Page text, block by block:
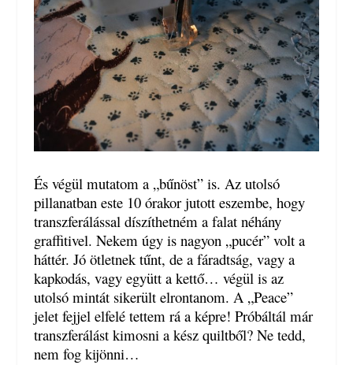
És végül mutatom a „bűnöst” is. Az utolsó
pillanatban este 10 órakor jutott eszembe, hogy
transzferálással díszíthetném a falat néhány
graffitivel. Nekem úgy is nagyon „pucér” volt a
háttér. Jó ötletnek tűnt, de a fáradtság, vagy a
kapkodás, vagy együtt a kettő… végül is az
utolsó mintát sikerült elrontanom. A „Peace”
jelet fejjel elfelé tettem rá a képre! Próbáltál már
transzferálást kimosni a kész quiltből? Ne tedd,
nem fog kijönni…